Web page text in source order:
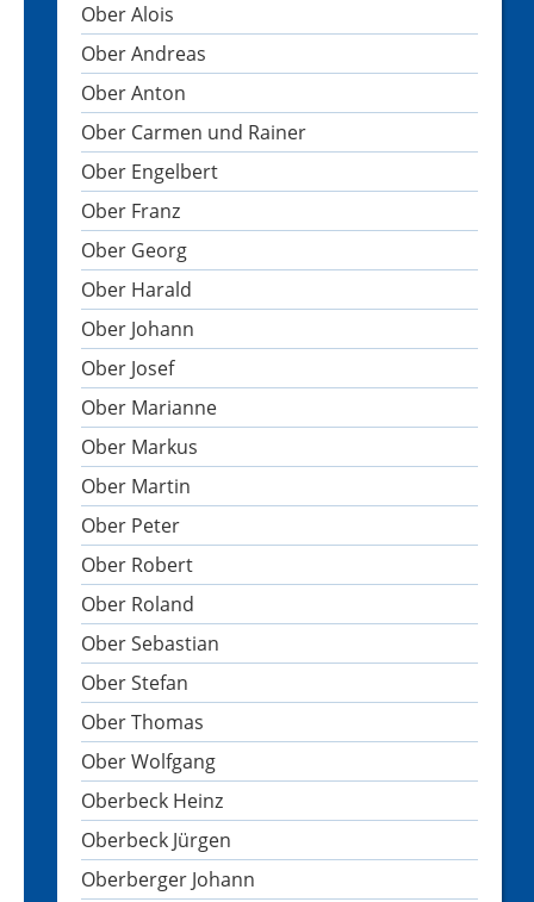
Ober Alois
Ober Andreas
Ober Anton
Ober Carmen und Rainer
Ober Engelbert
Ober Franz
Ober Georg
Ober Harald
Ober Johann
Ober Josef
Ober Marianne
Ober Markus
Ober Martin
Ober Peter
Ober Robert
Ober Roland
Ober Sebastian
Ober Stefan
Ober Thomas
Ober Wolfgang
Oberbeck Heinz
Oberbeck Jürgen
Oberberger Johann